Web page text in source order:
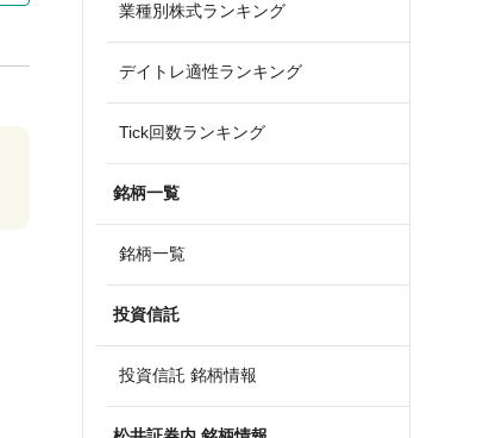
業種別株式ランキング
デイトレ適性ランキング
Tick回数ランキング
銘柄一覧
銘柄一覧
投資信託
投資信託 銘柄情報